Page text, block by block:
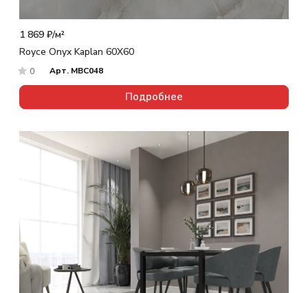
1 869 ₽/м²
Royce Onyx Kaplan 60X60
0 Арт. MBC048
Подробнее